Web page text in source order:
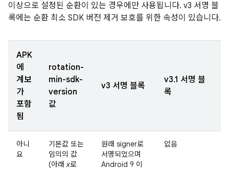
이상으로 설정된 순환이 있는 경우에만 사용됩니다. v3 서명 블
록에는 순환 최소 SDK 버전 제거 보호를 위한 속성이 있습니다.
APK
에
계보
가
포함
됨
rotation-
min-sdk-
version
값
v3 서명 블록
v3.1 서명 블
록
아니
요
기본값 또는
임의의 값
(아래x로
원래 signer로
서명되었으며
Android 9 이
없음